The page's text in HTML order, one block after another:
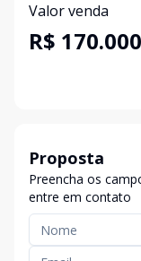
Valor venda
R$
Proposta
Preencha os
entre em contato